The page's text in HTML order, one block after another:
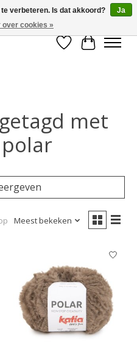
Verlanglijst
met
Meest bekeken
verbeteren. Is dat akkoord?
Ja
over cookies »